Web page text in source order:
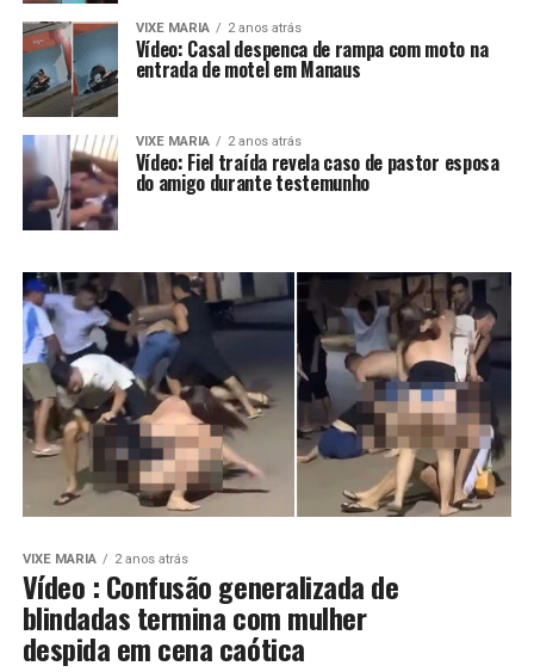
VIXE MARIA 2 anos atrás
Vídeo: Casal despenca de rampa com moto na
entrada de motel em Manaus
VIXE MARIA 2 anos atrás
Vídeo: Fiel traída revela caso de pastor esposa
do amigo durante testemunho
VIXE MARIA 2 anos atrás
Vídeo : Confusão generalizada de
blindadas termina com mulher
despida em cena caótica